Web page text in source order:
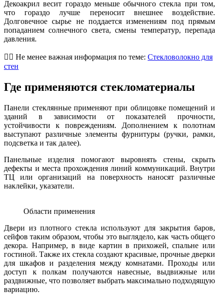
Декоакрил весит гораздо меньше обычного стекла при том,
что гораздо лучше переносит внешнее воздействие.
Долговечное сырье не поддается изменениям под прямым
попаданием солнечного света, смены температур, перепада
давления.
👷‍♂️ Не менее важная информация по теме: Стекловолокно для
стен
Где применяются стекломатериалы
Панели стеклянные применяют при облицовке помещений и
зданий в зависимости от показателей прочности,
устойчивости к повреждениям. Дополнением к полотнам
выступают различные элементы фурнитуры (ручки, рамки,
подсветка и так далее).
Панельные изделия помогают выровнять стены, скрыть
дефекты и места прохождения линий коммуникаций. Внутри
ТЦ или организаций на поверхность наносят различные
наклейки, указатели.
Области применения
Двери из плотного стекла используют для закрытия баров,
сейфов таким образом, чтобы это выглядело, как часть общего
декора. Например, в виде картин в прихожей, спальне или
гостиной. Также их стекла создают красивые, прочные дверки
для шкафов и разделения между комнатами. Проходы или
доступ к полкам получаются навесные, выдвижные или
раздвижные, что позволяет выбрать максимально подходящую
вариацию.